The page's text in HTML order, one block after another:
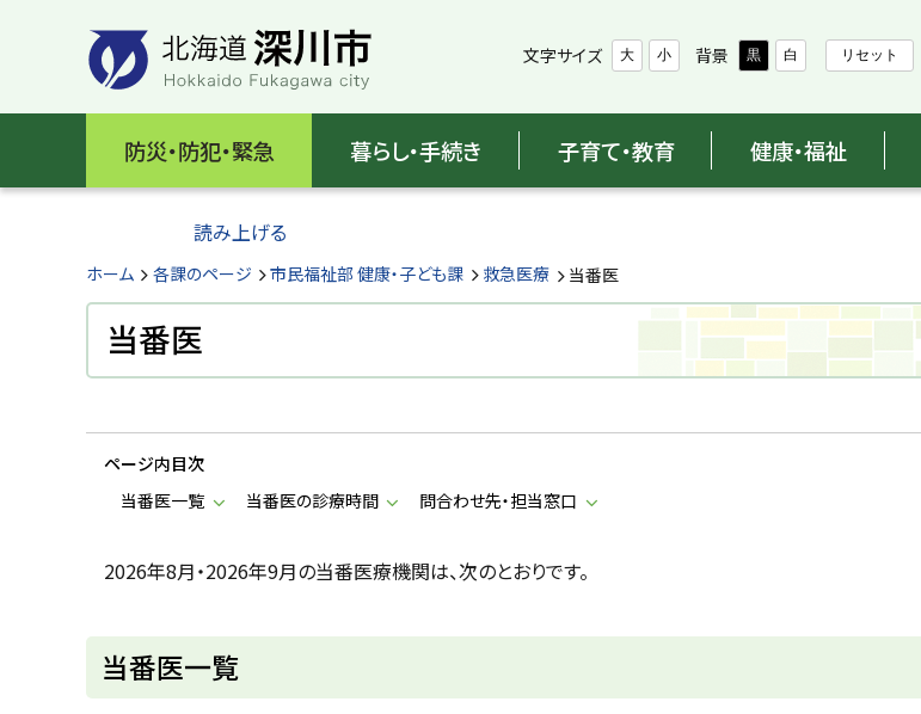
ー
北
道
深
川
市
H
k
w
i
文字サイズ 大 小 背景 黒 白 リセット
防災・防犯・緊急 暮らし・手続き 子育て・教育 健康・福祉
読み上げる
ホーム 各課のページ 市民福祉部 健康・子ども課 救急医療 当番医
当番医
ページ内目次
当番医一覧
当番医の診療時間 問合わせ先・担当窓口
2026年8月・2026年9月の当番医療機関は、次のとおりです。
当番医一覧
ニ